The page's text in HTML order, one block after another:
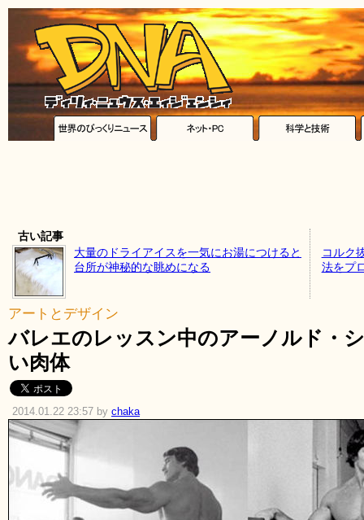
古い記事
大量のドライアイスを一気にお湯につけると
台所が神秘的な眺めになる
コルク
法をプ
アートとデザイン
バレエのレッスン中のアーノルド・
い肉体
2014.01.22 23:57 by chaka